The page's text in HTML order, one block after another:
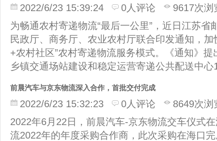
2022/6/23 15:39:24 0人评论
9617次浏
为畅通农村寄递物流“最后一公里”，近日江苏省
民政厅、商务厅、农业农村厅联合印发通知，
+农村社区”农村寄递物流服务模式。《通知》提
乡镇交通场站建设和稳定运营寄递公共配送中
前晨汽车与京东物流深入合作，首批交付完成
2022/6/23 15:32:23 0人评论
8649次浏
2022年6月22日，前晨汽车-京东物流交车仪式
流2022年的年度采购合作商，此次采购在海口